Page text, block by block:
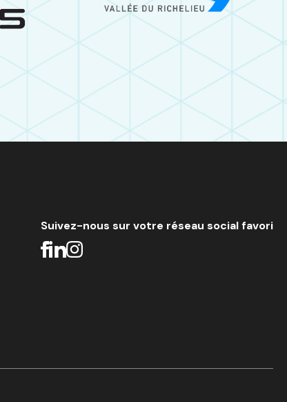
Suivez-nous sur votre réseau social favori